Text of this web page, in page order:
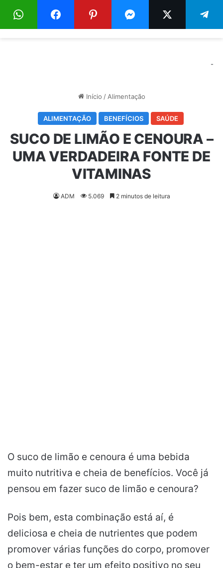
Menu
-
Início / Alimentação
ALIMENTAÇÃO BENEFÍCIOS SAÚDE
SUCO DE LIMÃO E CENOURA –
UMA VERDADEIRA FONTE DE
VITAMINAS
ADM 5.069 2 minutos de leitura
O suco de limão e cenoura é uma bebida
muito nutritiva e cheia de benefícios. Você já
pensou em fazer suco de limão e cenoura?
Pois bem, esta combinação está aí, é
deliciosa e cheia de nutrientes que podem
promover várias funções do corpo, promover
o bem-estar e ter um efeito positivo no seu